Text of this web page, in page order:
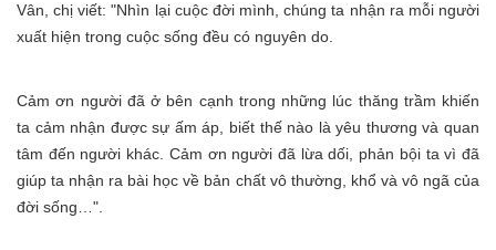
Vân, chị viết: "Nhìn lại cuộc đời mình, chúng ta nhận ra mỗi người
xuất hiện trong cuộc sống đều có nguyên do.
Cảm ơn người đã ở bên cạnh trong những lúc thăng trầm khiến
ta cảm nhận được sự ấm áp, biết thế nào là yêu thương và quan
tâm đến người khác. Cảm ơn người đã lừa dối, phản bội ta vì đã
giúp ta nhận ra bài học về bản chất vô thường, khổ và vô ngã của
đời sống…".